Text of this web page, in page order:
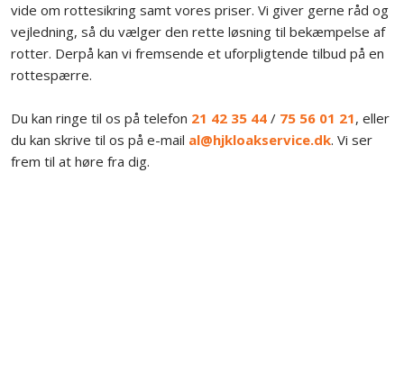
vide om rottesikring samt vores priser. Vi giver gerne råd og
vejledning, så du vælger den rette løsning til bekæmpelse af
rotter. Derpå kan vi fremsende et uforpligtende tilbud på en
rottespærre.
​Du kan ringe til os på telefon 21 42 35 44/ 75 56 01 21, eller
du kan skrive til os på e-mail al@hjkloakservice.dk.​ Vi ser
frem til at høre fra dig.